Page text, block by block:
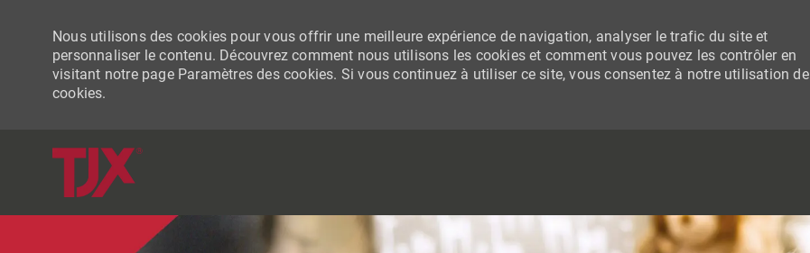
Nous utilisons des cookies pour vous offrir une meilleure expérience de navigation, analyser le trafic du site et
personnaliser le contenu. Découvrez comment nous utilisons les cookies et comment vous pouvez les contrôler en
visitant notre page Paramètres des cookies. Si vous continuez à utiliser ce site, vous consentez à notre utilisation de
cookies.